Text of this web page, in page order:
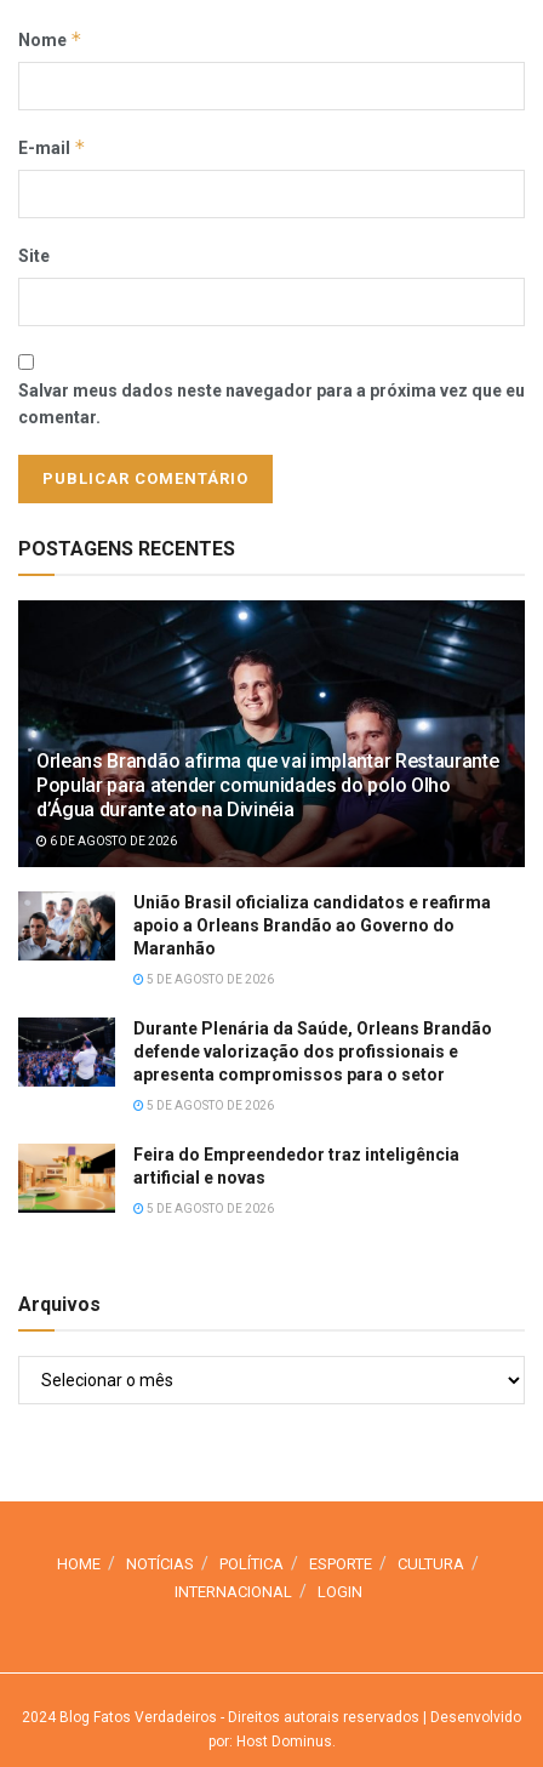
Nome *
E-mail *
Site
Salvar meus dados neste navegador para a próxima vez que eu
comentar.
POSTAGENS RECENTES
Orleans Brandão afirma que vai implantar Restaurante
Popular para atender comunidades do polo Olho
d’Água durante ato na Divinéia
6 DE AGOSTO DE 2026
União Brasil oficializa candidatos e reafirma
apoio a Orleans Brandão ao Governo do
Maranhão
5 DE AGOSTO DE 2026
Durante Plenária da Saúde, Orleans Brandão
defende valorização dos profissionais e
apresenta compromissos para o setor
5 DE AGOSTO DE 2026
Feira do Empreendedor traz inteligência
artificial e novas
5 DE AGOSTO DE 2026
Arquivos
HOME NOTÍCIAS POLÍTICA ESPORTE
CULTURA
INTERNACIONAL
LOGIN
2024Blog Fatos Verdadeiros - Direitos autorais reservados | Desenvolvido
por: Host Dominus.